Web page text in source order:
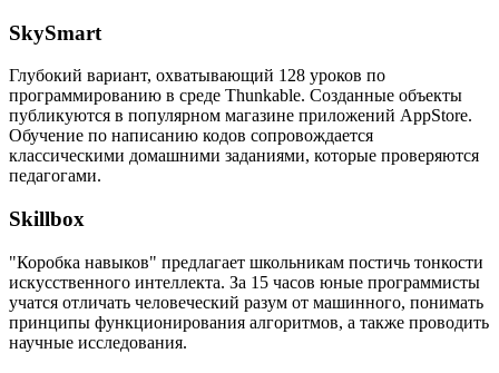
SkySmart
Глубокий вариант, охватывающий 128 уроков по
программированию в среде Thunkable. Созданные объекты
публикуются в популярном магазине приложений AppStore.
Обучение по написанию кодов сопровождается
классическими домашними заданиями, которые проверяются
педагогами.
Skillbox
"Коробка навыков" предлагает школьникам постичь тонкости
искусственного интеллекта. За 15 часов юные программисты
учатся отличать человеческий разум от машинного, понимать
принципы функционирования алгоритмов, а также проводить
научные исследования.